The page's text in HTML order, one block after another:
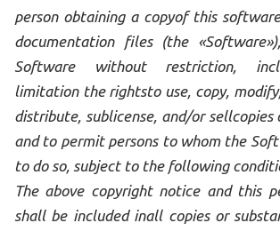
person obtaining a copyof this
documentation files (the
Software without restriction,
limitation the rightsto use, copy,
distribute, sublicense, and/or
and to permit persons to whom the
to do so, subject to the following
The above copyright notice and this
shall be included inall copies or